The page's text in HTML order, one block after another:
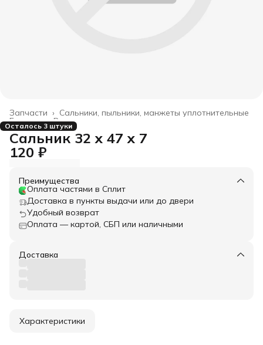
Сальники, пыльники, манжеты уплотнительные
Запчасти ›
Все товары
Главная ›
Осталось 3 штуки
Сальник 32 x 47 x 7
120 ₽
Преимущества
Оплата частями в Сплит
Доставка в пункты выдачи или до двери
Удобный возврат
Оплата — картой, СБП или наличными
Доставка
Характеристики